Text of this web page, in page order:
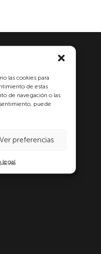
las cookies para
de estas
de navegación o las
puede
Ver preferencias
legal